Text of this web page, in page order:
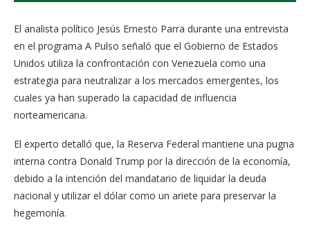
El analista político Jesús Ernesto Parra durante una entrevista
en el programa A Pulso señaló que el Gobierno de Estados
Unidos utiliza la confrontación con Venezuela como una
estrategia para neutralizar a los mercados emergentes, los
cuales ya han superado la capacidad de influencia
norteamericana.
El experto detalló que, la Reserva Federal mantiene una pugna
interna contra Donald Trump por la dirección de la economía,
debido a la intención del mandatario de liquidar la deuda
nacional y utilizar el dólar como un ariete para preservar la
hegemonía.